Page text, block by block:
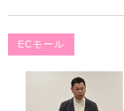
ECモール